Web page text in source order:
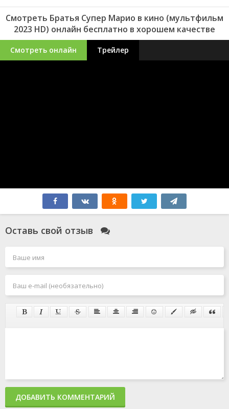
Смотреть Братья Супер Марио в кино (мультфильм
2023 HD) онлайн бесплатно в хорошем качестве
Смотреть онлайн Трейлер
Оставь свой отзыв
ДОБАВИТЬ КОММЕНТАРИЙ